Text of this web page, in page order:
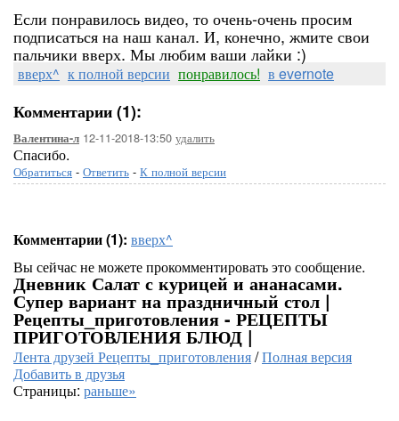
Если понравилось видео, то очень-очень просим
подписаться на наш канал. И, конечно, жмите свои
пальчики вверх. Мы любим ваши лайки :)
вверх^ к полной версии понравилось! в evernote
Комментарии (1):
Валентина-л 12-11-2018-13:50 удалить
Спасибо.
Обратиться - Ответить - К полной версии
Комментарии (1): вверх^
Вы сейчас не можете прокомментировать это сообщение.
Дневник Салат с курицей и ананасами.
Супер вариант на праздничный стол |
Рецепты_приготовления - РЕЦЕПТЫ
ПРИГОТОВЛЕНИЯ БЛЮД |
Лента друзей Рецепты_приготовления/Полная версия
Добавить в друзья
Страницы: раньше»